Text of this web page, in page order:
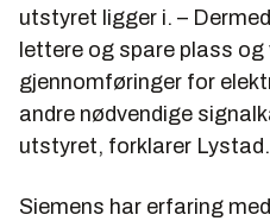
utstyret ligger i. –
lettere og spare plass
gjennomføringer for
andre nødvendige
utstyret, forklarer Lystad.
Siemens har erfaring